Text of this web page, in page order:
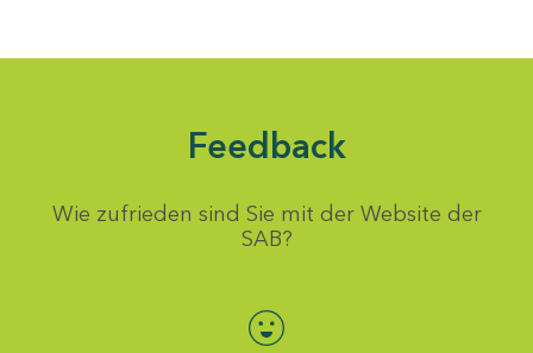
Feedback
Wie zufrieden sind Sie mit der Website der
SAB?
Bewertung auswählen